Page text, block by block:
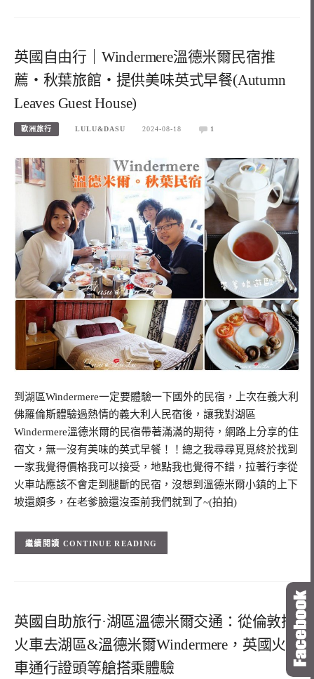
英國自由行｜Windermere溫德米爾民宿推
薦‧秋葉旅館‧提供美味英式早餐(Autumn
Leaves Guest House)
歐洲旅行 LULU&DASU 2024-08-18 1
到湖區Windermere一定要體驗一下國外的民宿，上次在義大利
佛羅倫斯體驗過熱情的義大利人民宿後，讓我對湖區
Windermere溫德米爾的民宿帶著滿滿的期待，網路上分享的住
宿文，無一沒有美味的英式早餐！！總之我尋尋覓覓終於找到
一家我覺得價格我可以接受，地點我也覺得不錯，拉著行李從
火車站應該不會走到腿斷的民宿，沒想到溫德米爾小鎮的上下
坡還頗多，在老爹臉還沒歪前我們就到了~(拍拍)
CONTINUE READING
英國自助旅行·湖區溫德米爾交通：從倫敦搭
火車去湖區&溫德米爾Windermere，英國火
車通行證頭等艙搭乘體驗